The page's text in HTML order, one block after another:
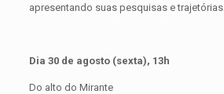
apresentando suas pesquisas e trajetórias.
Dia 30 de agosto (sexta), 13h
Do alto do Mirante